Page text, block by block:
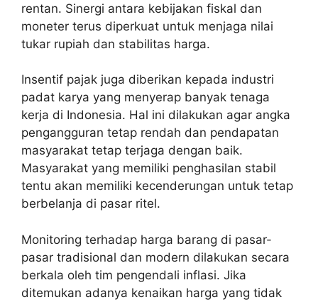
rentan. Sinergi antara kebijakan fiskal dan
moneter terus diperkuat untuk menjaga nilai
tukar rupiah dan stabilitas harga.
Insentif pajak juga diberikan kepada industri
padat karya yang menyerap banyak tenaga
kerja di Indonesia. Hal ini dilakukan agar angka
pengangguran tetap rendah dan pendapatan
masyarakat tetap terjaga dengan baik.
Masyarakat yang memiliki penghasilan stabil
tentu akan memiliki kecenderungan untuk tetap
berbelanja di pasar ritel.
Monitoring terhadap harga barang di pasar-
pasar tradisional dan modern dilakukan secara
berkala oleh tim pengendali inflasi. Jika
ditemukan adanya kenaikan harga yang tidak